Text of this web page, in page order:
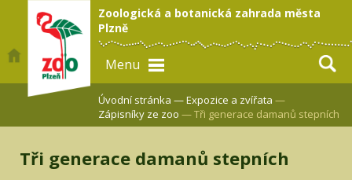
Zoologická a botanická zahrada města
Plzně
Menu
Úvodní stránka —Expozice a zvířata —
Zápisníky ze zoo — Tři generace damanů stepních
Tři generace damanů stepních